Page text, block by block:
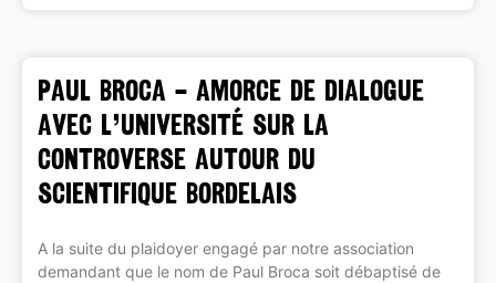
PAUL BROCA – Amorce de dialogue
avec l’Université sur la
controverse autour du
scientifique bordelais
A la suite du plaidoyer engagé par notre association
demandant que le nom de Paul Broca soit débaptisé de